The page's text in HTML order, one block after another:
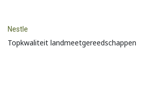
Nestle
Topkwaliteit landmeetgereedschappen